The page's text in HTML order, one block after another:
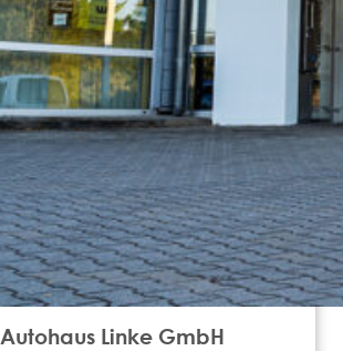
Autohaus Linke GmbH